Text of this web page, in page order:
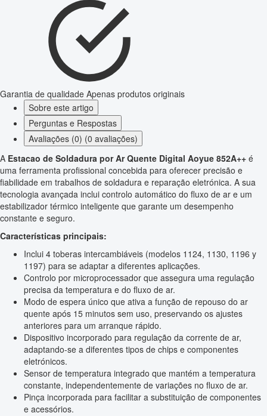
Garantia de qualidade Apenas produtos originais
Sobre este artigo
Perguntas e Respostas
Avaliações (0) (0 avaliações)
A Estacao de Soldadura por Ar Quente Digital Aoyue 852A++ é
uma ferramenta profissional concebida para oferecer precisão e
fiabilidade em trabalhos de soldadura e reparação eletrónica. A sua
tecnologia avançada inclui controlo automático do fluxo de ar e um
estabilizador térmico inteligente que garante um desempenho
constante e seguro.
Características principais:
Inclui 4 toberas intercambiáveis (modelos 1124, 1130, 1196 y
1197) para se adaptar a diferentes aplicações.
Controlo por microprocessador que assegura uma regulação
precisa da temperatura e do fluxo de ar.
Modo de espera único que ativa a função de repouso do ar
quente após 15 minutos sem uso, preservando os ajustes
anteriores para um arranque rápido.
Dispositivo incorporado para regulação da corrente de ar,
adaptando-se a diferentes tipos de chips e componentes
eletrónicos.
Sensor de temperatura integrado que mantém a temperatura
constante, independentemente de variações no fluxo de ar.
Pinça incorporada para facilitar a substituição de componentes
e acessórios.